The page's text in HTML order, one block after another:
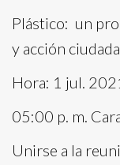
Plástico: un
y acción
Hora: 1 jul.
05:00 p. m.
Unirse a la